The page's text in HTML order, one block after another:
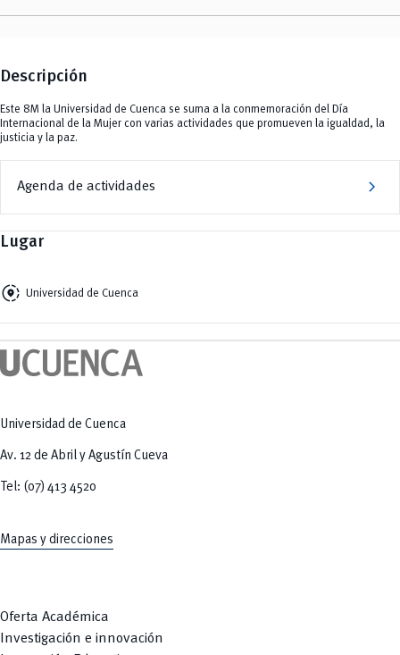
Descripción
Este 8M la Universidad de Cuenca se suma a la conmemoración del Día
Internacional de la Mujer con varias actividades que promueven la igualdad, la
justicia y la paz.
Agenda de actividades chevron_right
Lugar
share_location Universidad de Cuenca
Universidad de Cuenca
Av. 12 de Abril y Agustín Cueva
Tel: (07) 413 4520
Mapas y direcciones
Oferta Académica
Investigación e innovación